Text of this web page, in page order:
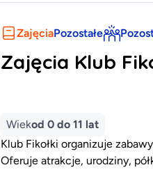
ZajęciaPozostałe
Zajęcia Klub
Wiekod 0 do 11 lat
Klub Fikołki organizuje
Oferuje atrakcje, urodziny,